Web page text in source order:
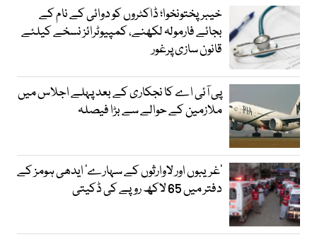
خیبرپختونخوا؛ ڈاکٹروں کو دوائی کے نام کے
بجائے فارمولہ لکھنے، کمپیوٹرائز نسخے کیلئے
قانون سازی پرغور
پی آئی اے کا نجکاری کے بعد پہلے اجلاس میں
ملازمین کے حوالے سے بڑا فیصلہ
’غریبوں اور لاوارثوں کے سہارے‘ ایدھی ہومز کے
دفتر میں 65 لاکھ روپے کی ڈکیتی